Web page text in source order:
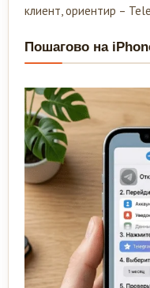
клиент, ориентир –
Пошагово на